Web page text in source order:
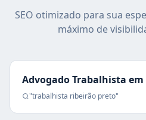
SEO otimizado para sua
máximo de
Advogado Trabalhista em
"trabalhista ribeirão preto"